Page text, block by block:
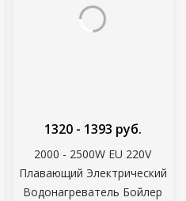
2000 - 2500W EU 220V
Плавающий Электрический
Водонагреватель Бойлер
1320 - 1393 руб.